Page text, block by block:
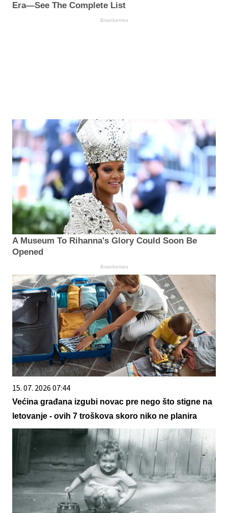
Era—See The Complete List
Brainberries
A Museum To Rihanna's Glory Could Soon Be
Opened
Brainberries
15. 07. 2026 07:44
Većina građana izgubi novac pre nego što stigne na
letovanje - ovih 7 troškova skoro niko ne planira